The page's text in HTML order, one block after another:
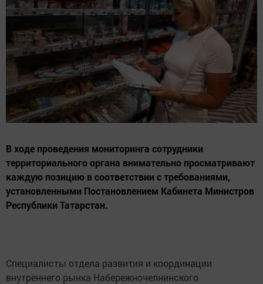
В ходе проведения мониторинга сотрудники
территориального органа внимательно просматривают
каждую позицию в соответствии с требованиями,
установленными Постановлением Кабинета Министров
Республики Татарстан.
Специалисты отдела развития и координации
внутреннего рынка Набережночелнинского